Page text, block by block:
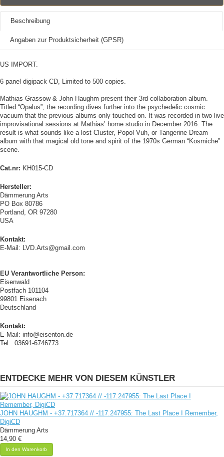
Beschreibung
Angaben zur Produktsicherheit (GPSR)
US IMPORT.
6 panel digipack CD, Limited to 500 copies.
Mathias Grassow & John Haughm present their 3rd collaboration album.
Titled “Opalus”, the recording dives further into the psychedelic cosmic
vacuum that the previous albums only touched on. It was recorded in two live
improvisational sessions at Mathias’ home studio in December 2016. The
result is what sounds like a lost Cluster, Popol Vuh, or Tangerine Dream
album with that magical old tone and spirit of the 1970s German “Kosmiche”
scene.
Cat.nr: KH015-CD
Hersteller:
Dämmerung Arts
PO Box 80786
Portland, OR 97280
USA
Kontakt:
E-Mail: LVD.Arts@gmail.com
EU Verantwortliche Person:
Eisenwald
Postfach 101104
99801 Eisenach
Deutschland
Kontakt:
E-Mail: info@eisenton.de
Tel.: 03691-6746773
ENTDECKE MEHR VON DIESEM KÜNSTLER
JOHN HAUGHM - +37​.​717364 // -117​.​247955: The Last Place I Remember,
DigiCD
Dämmerung Arts
14,90 €
In den Warenkorb